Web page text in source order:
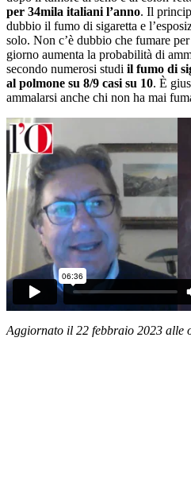
per 34mila italiani l’anno. Il
dubbio il fumo di sigaretta e
solo. Non c’è dubbio che fumare
giorno aumenta la probabilità di
secondo numerosi studi il fumo di
al polmone su 8/9 casi su 10. È
ammalarsi anche chi non ha mai
Aggiornato il 22 febbraio 2023 alle